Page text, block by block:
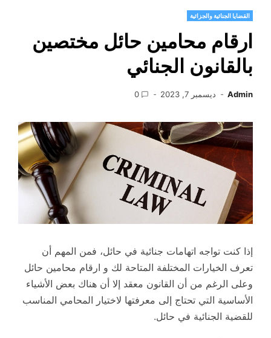
القضايا الجنائية والجزائية
ارقام محامين حائل مختصين
بالقانون الجنائي
Admin ديسمبر 7, 2023 0
إذا كنت تواجه اتهامات جنائية في حائل، فمن المهم أن
تعرف الخيارات المختلفة المتاحة لك و ارقام محامين حائل
وعلى الرغم من أن القانون معقد إلا أن هناك بعض الأشياء
الأساسية التي تحتاج إلى معرفتها لاختيار المحامي المناسب
للقضية الجنائية في حائل.